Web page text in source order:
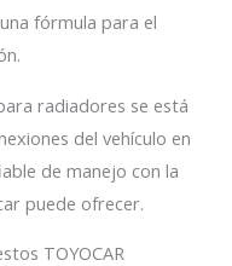
fórmula para el
radiadores se está
del vehículo en
de manejo con la
puede ofrecer.
TOYOCAR